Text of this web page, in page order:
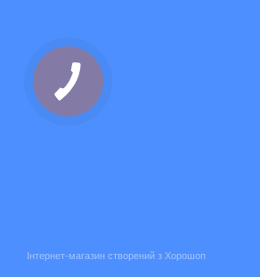
Інтернет-магазин створений з Хорошоп